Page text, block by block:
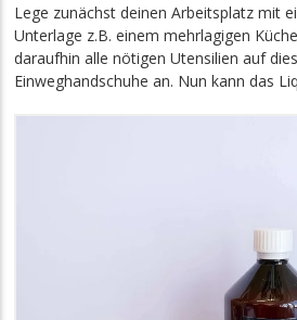
Lege zunächst deinen Arbeitsplatz mit
Unterlage z.B. einem mehrlagigen
daraufhin alle nötigen Utensilien auf
Einweghandschuhe an. Nun kann das